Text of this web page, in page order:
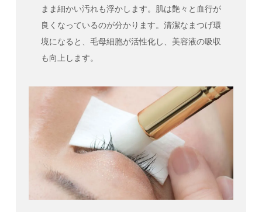
まま細かい汚れも浮かします。肌は艶々と血行が
良くなっているのが分かります。清潔なまつげ環
境になると、毛母細胞が活性化し、美容液の吸収
も向上します。